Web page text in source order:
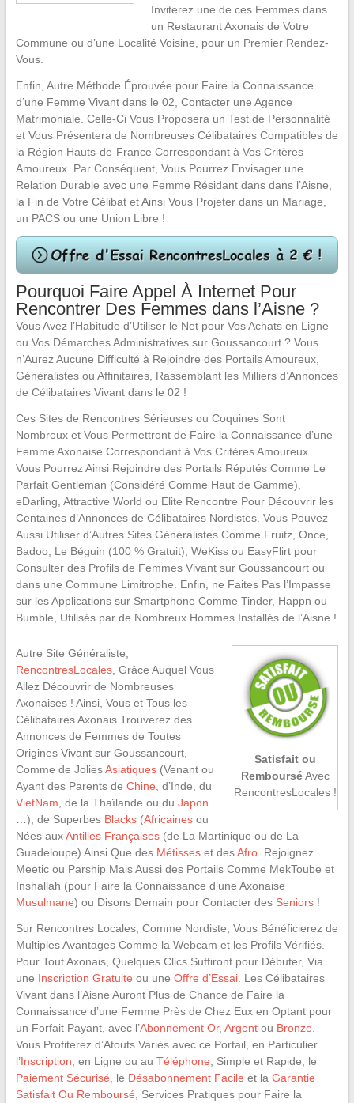
Inviterez une de ces Femmes dans
un Restaurant Axonais de Votre
Commune ou d’une Localité Voisine, pour un Premier Rendez-
Vous.
Enfin, Autre Méthode Éprouvée pour Faire la Connaissance
d’une Femme Vivant dans le 02, Contacter une Agence
Matrimoniale. Celle-Ci Vous Proposera un Test de Personnalité
et Vous Présentera de Nombreuses Célibataires Compatibles de
la Région Hauts-de-France Correspondant à Vos Critères
Amoureux. Par Conséquent, Vous Pourrez Envisager une
Relation Durable avec une Femme Résidant dans dans l’Aisne,
la Fin de Votre Célibat et Ainsi Vous Projeter dans un Mariage,
un PACS ou une Union Libre !
Pourquoi Faire Appel À Internet Pour
Rencontrer Des Femmes dans l’Aisne ?
Vous Avez l’Habitude d’Utiliser le Net pour Vos Achats en Ligne
ou Vos Démarches Administratives sur Goussancourt ? Vous
n’Aurez Aucune Difficulté à Rejoindre des Portails Amoureux,
Généralistes ou Affinitaires, Rassemblant les Milliers d’Annonces
de Célibataires Vivant dans le 02 !
Ces Sites de Rencontres Sérieuses ou Coquines Sont
Nombreux et Vous Permettront de Faire la Connaissance d’une
Femme Axonaise Correspondant à Vos Critères Amoureux.
Vous Pourrez Ainsi Rejoindre des Portails Réputés Comme Le
Parfait Gentleman (Considéré Comme Haut de Gamme),
eDarling, Attractive World ou Elite Rencontre Pour Découvrir les
Centaines d’Annonces de Célibataires Nordistes. Vous Pouvez
Aussi Utiliser d’Autres Sites Généralistes Comme Fruitz, Once,
Badoo, Le Béguin (100 % Gratuit), WeKiss ou EasyFlirt pour
Consulter des Profils de Femmes Vivant sur Goussancourt ou
dans une Commune Limitrophe. Enfin, ne Faites Pas l’Impasse
sur les Applications sur Smartphone Comme Tinder, Happn ou
Bumble, Utilisés par de Nombreux Hommes Installés de l’Aisne !
Satisfait ou
RembourséAvec
RencontresLocales !
Autre Site Généraliste,
RencontresLocales, Grâce Auquel Vous
Allez Découvrir de Nombreuses
Axonaises ! Ainsi, Vous et Tous les
Célibataires Axonais Trouverez des
Annonces de Femmes de Toutes
Origines Vivant sur Goussancourt,
Comme de JoliesAsiatiques(Venant ou
Ayant des Parents de Chine , d’Inde, du
VietNam , de la Thaïlande ou du Japon
…), de Superbes Blacks(Africainesou
Nées auxAntilles Françaises(de La Martinique ou de La
Guadeloupe) Ainsi Que des Métisseset desAfro. Rejoignez
Meetic ou Parship Mais Aussi des Portails Comme MekToube et
Inshallah (pour Faire la Connaissance d’une Axonaise
Musulmane) ou Disons Demain pour Contacter des Seniors!
Sur Rencontres Locales, Comme Nordiste, Vous Bénéficierez de
Multiples Avantages Comme la Webcam et les Profils Vérifiés.
Pour Tout Axonais, Quelques Clics Suffiront pour Débuter, Via
une Inscription Gratuite ou une Offre d’Essai. Les Célibataires
Vivant dans l’Aisne Auront Plus de Chance de Faire la
Connaissance d’une Femme Près de Chez Eux en Optant pour
un Forfait Payant, avec l’Abonnement Or, Argentou Bronze
Vous Profiterez d’Atouts Variés avec ce Portail, en Particulier
l’Inscription , en Ligne ou au Téléphone , Simple et Rapide, le
Paiement Sécurisé , le Désabonnement Facile et la Garantie
Satisfait Ou Remboursé , Services Pratiques pour Faire la